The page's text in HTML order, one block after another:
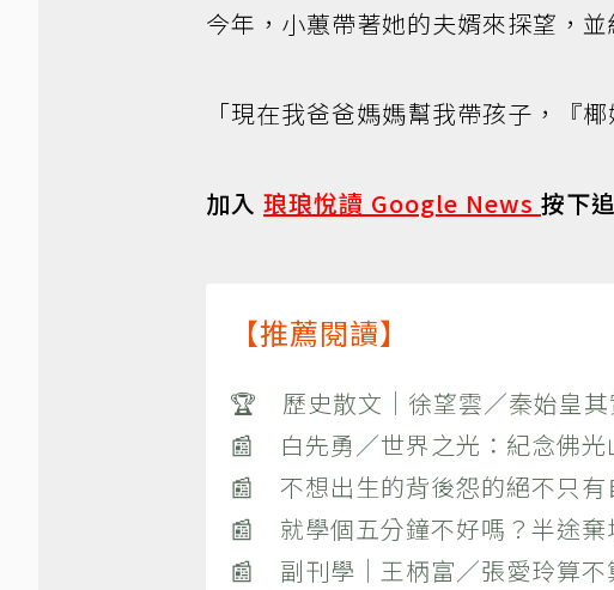
今年，小蕙帶著她的夫婿來探望，
「現在我爸爸媽媽幫我帶孩子，『
加入 琅琅悅讀 Google News 按下
【推薦閱讀】
🏆 歷史散文｜徐望雲／秦始皇其
📰 白先勇／世界之光：紀念佛光
📰 不想出生的背後怨的絕不只有
📰 就學個五分鐘不好嗎？半途棄
📰 副刊學｜王柄富／張愛玲算不